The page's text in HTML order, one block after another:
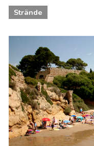
Strände